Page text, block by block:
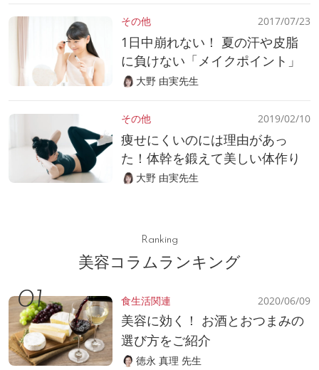
その他 2017/07/23
1日中崩れない！ 夏の汗や皮脂
に負けない「メイクポイント」
大野 由実先生
その他 2019/02/10
痩せにくいのには理由があっ
た！体幹を鍛えて美しい体作り
大野 由実先生
Ranking
美容コラムランキング
食生活関連 2020/06/09
美容に効く！ お酒とおつまみの
選び方をご紹介
徳永 真理 先生